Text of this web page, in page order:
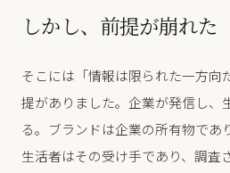
しかし、前提が崩れた
そこには「情報は限られた一方向
提がありました。企業が発信し、
る。ブランドは企業の所有物であ
生活者はその受け手であり、調査